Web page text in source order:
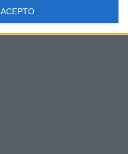
ACEPTO